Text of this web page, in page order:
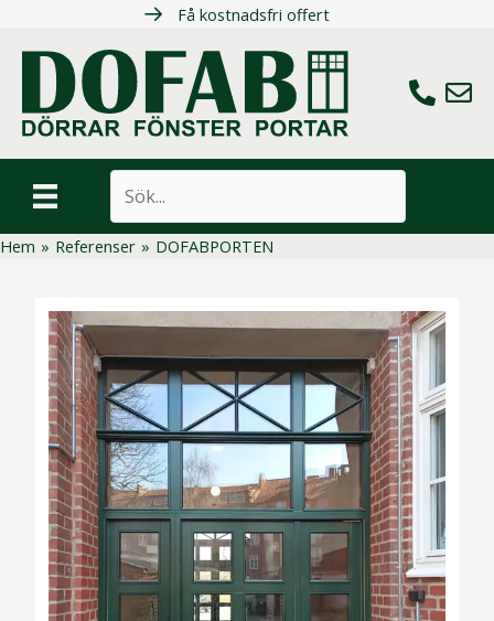
innehåll
Få kostnadsfri offert
Ring oss
Maila
Hem » Referenser » DOFABPORTEN